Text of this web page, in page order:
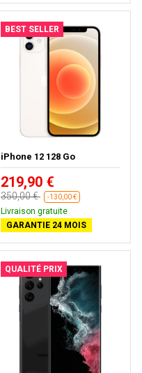
BEST SELLER
iPhone 12 128 Go
219,90 €
350,00 € -130,00 €
Livraison gratuite
GARANTIE 24 MOIS
QUALITÉ PRIX